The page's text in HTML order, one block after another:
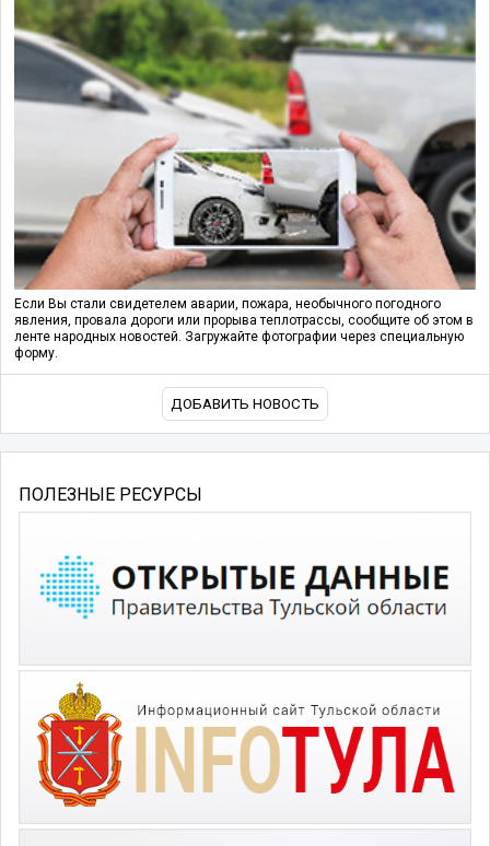
Если Вы стали свидетелем аварии, пожара, необычного погодного
явления, провала дороги или прорыва теплотрассы, сообщите об этом в
ленте народных новостей. Загружайте фотографии через специальную
форму.
ДОБАВИТЬ НОВОСТЬ
ПОЛЕЗНЫЕ РЕСУРСЫ